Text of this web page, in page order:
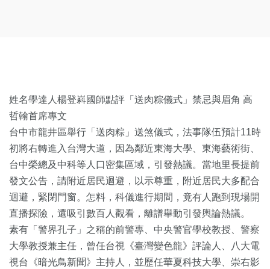
姓名學達人楊登嵙國師點評「送肉粽儀式」禁忌與眉角 高
哲翰首席專文
台中市龍井區舉行「送肉粽」送煞儀式，法事隊伍預計11時
初將右轉進入台灣大道，因為鄰近東海大學、東海藝術街、
台中榮總及中科等人口密集區域，引發熱議。當地里長提前
發文公告，請附近居民迴避，以示尊重，附近居民大多配合
迴避，緊閉門窗。怎料，科儀進行期間，竟有人跑到現場開
直播探險，還吸引數百人觀看，離譜舉動引發輿論熱議。
素有「警界孔子」之稱的前警專、中央警官學校教授、警察
大學教授兼主任，曾任台視《臺灣變色龍》評論人、八大電
視台《暗光鳥新聞》主持人，並歷任華夏科技大學、崇右影